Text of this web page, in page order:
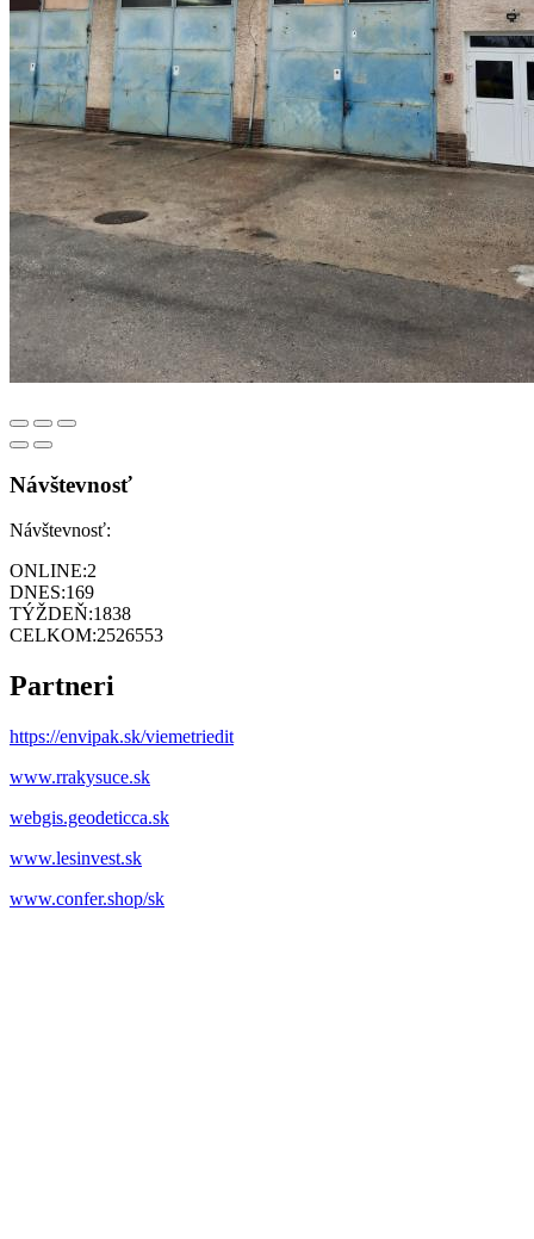
Návštevnosť
Návštevnosť:
ONLINE:2
DNES:169
TÝŽDEŇ:1838
CELKOM:2526553
Partneri
https://envipak.sk/viemetriedit
www.rrakysuce.sk
webgis.geodeticca.sk
www.lesinvest.sk
www.confer.shop/sk